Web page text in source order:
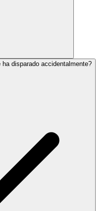
disparado accidentalmente?